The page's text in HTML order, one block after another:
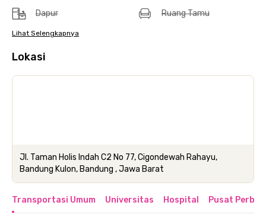
Dapur Ruang Tamu
Lihat Selengkapnya
Lokasi
Jl. Taman Holis Indah C2 No 77, Cigondewah Rahayu,
Bandung Kulon, Bandung , Jawa Barat
Transportasi Umum Universitas Hospital Pusat